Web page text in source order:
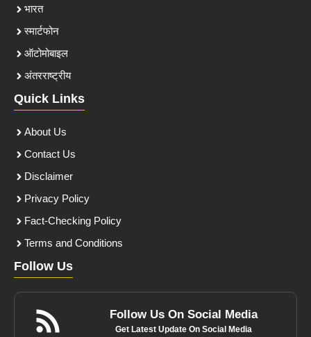
भारत
स्मार्टफोन
ऑटोमोबाइल
अंतरराष्ट्रीय
Quick Links
About Us
Contact Us
Disclaimer
Privacy Policy
Fact-Checking Policy
Terms and Conditions
Follow Us
Follow Us On Social Media
Get Latest Update On Social Media